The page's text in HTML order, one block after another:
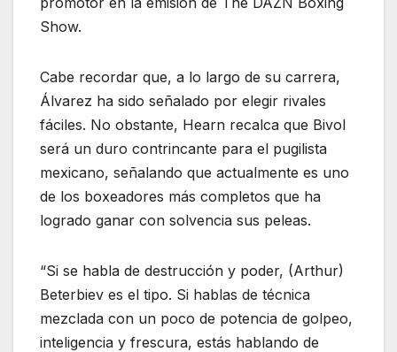
Show.
Cabe recordar que, a lo largo de su carrera,
Álvarez ha sido señalado por elegir rivales
fáciles. No obstante, Hearn recalca que Bivol
será un duro contrincante para el pugilista
mexicano, señalando que actualmente es uno
de los boxeadores más completos que ha
logrado ganar con solvencia sus peleas.
“Si se habla de destrucción y poder, (Arthur)
Beterbiev es el tipo. Si hablas de técnica
mezclada con un poco de potencia de golpeo,
inteligencia y frescura, estás hablando de